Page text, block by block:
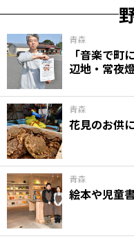
青森
「音楽で
辺地・常夜
青森
花見のお供
青森
絵本や児童